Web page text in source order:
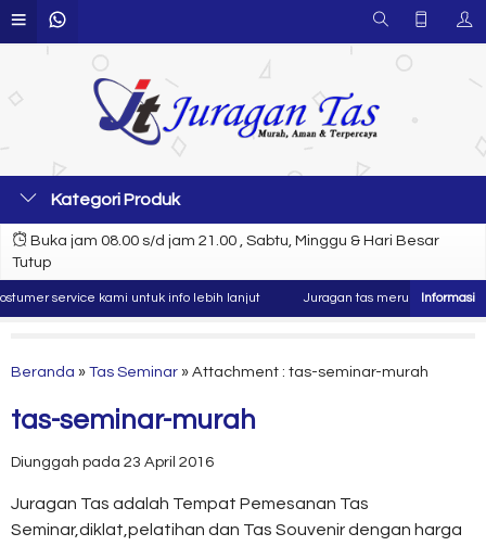
Kategori Produk
Buka jam 08.00 s/d jam 21.00 , Sabtu, Minggu & Hari Besar
Tutup
service kami untuk info lebih lanjut Juragan tas merupakan
Beranda » Tas Seminar » Attachment : tas-seminar-murah
tas-seminar-murah
Diunggah pada 23 April 2016
Juragan Tas adalah Tempat Pemesanan Tas
Seminar,diklat,pelatihan dan Tas Souvenir dengan harga